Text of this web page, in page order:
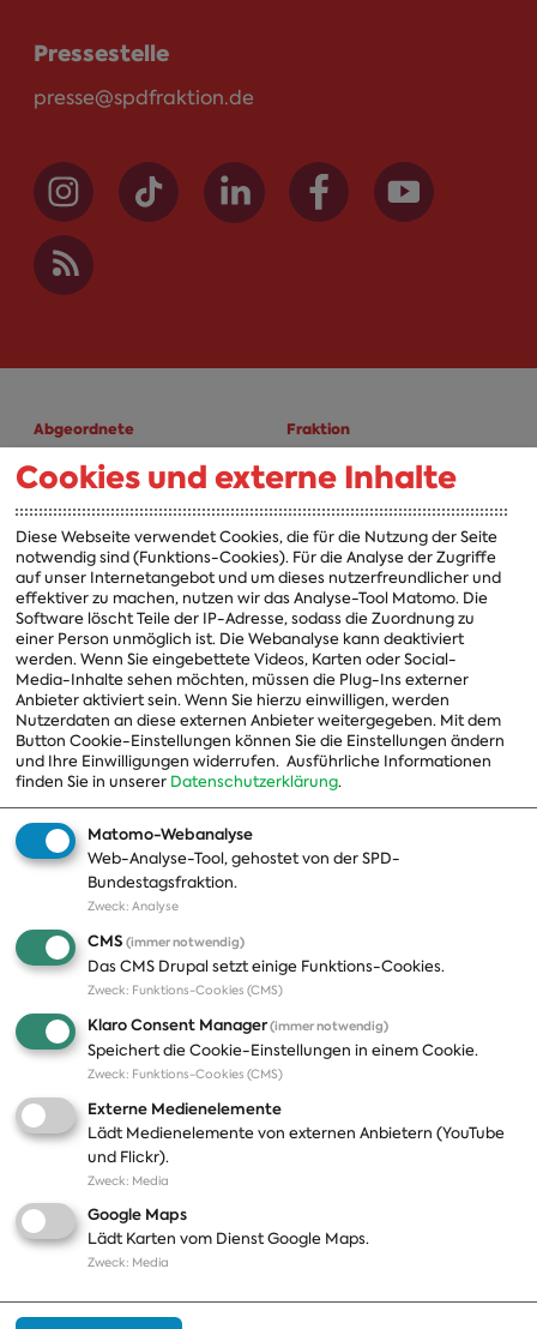
Pressestelle
presse@spdfraktion.de
Abgeordnete
A-Z
Fraktion
Fraktion
Vorsitzender
Vorstand
Arbeitsgruppen
Ausschussvorsitzende
Beauftragte
Landesgruppen
Organisation
Themen
Positionen
Publikationen
Presse
Fotos
Pressekontakt
Termine
Jobs und Ausbildung
Häufige Fragen
Podcast
Abonnements
Aktualisierungen
Kontakt
Impressum
Cookies und externe Inhalte
Diese Webseite verwendet Cookies, die für die Nutzung der Seite
notwendig sind (Funktions-Cookies). Für die Analyse der Zugriffe
auf unser Internetangebot und um dieses nutzerfreundlicher und
effektiver zu machen, nutzen wir das Analyse-Tool Matomo. Die
Software löscht Teile der IP-Adresse, sodass die Zuordnung zu
einer Person unmöglich ist. Die Webanalyse kann deaktiviert
werden. Wenn Sie eingebettete Videos, Karten oder Social-
Media-Inhalte sehen möchten, müssen die Plug-Ins externer
Anbieter aktiviert sein. Wenn Sie hierzu einwilligen, werden
Nutzerdaten an diese externen Anbieter weitergegeben. Mit dem
Button Cookie-Einstellungen können Sie die Einstellungen ändern
und Ihre Einwilligungen widerrufen. Ausführliche Informationen
finden Sie in unserer Datenschutzerklärung.
Matomo-Webanalyse
Web-Analyse-Tool, gehostet von der SPD-
Bundestagsfraktion.
Zweck: Analyse
CMS (immer notwendig)
Das CMS Drupal setzt einige Funktions-Cookies.
Zweck: Funktions-Cookies (CMS)
Klaro Consent Manager(immer notwendig)
Speichert die Cookie-Einstellungen in einem Cookie.
Zweck: Funktions-Cookies (CMS)
Externe Medienelemente
Lädt Medienelemente von externen Anbietern (YouTube
und Flickr).
Zweck: Media
Google Maps
Lädt Karten vom Dienst Google Maps.
Zweck: Media